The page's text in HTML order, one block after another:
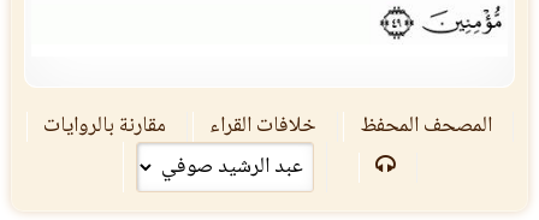
المصحف المحفظ خلافات القراء مقارنة بالروايات